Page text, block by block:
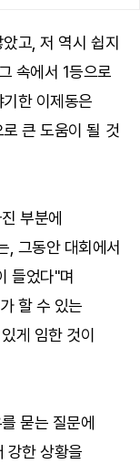
고, 저 역시 쉽지
속에서 1등으로
한 이제동은
큰 도움이 될 것
부분에
, 그동안 대회에서
들었다"며
할 수 있는
게 임한 것이
묻는 질문에
강한 상황을